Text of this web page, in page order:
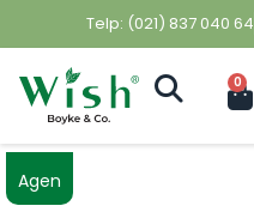
Telp: (021) 837 040 64
0
Agen